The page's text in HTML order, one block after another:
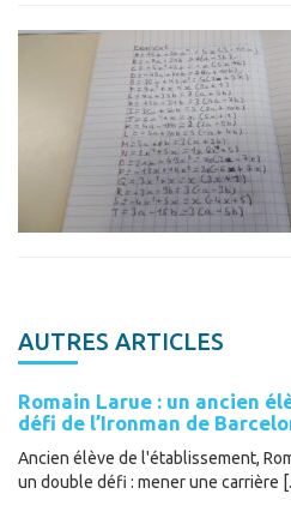
AUTRES ARTICLES
Romain Larue : un ancien
défi de l’Ironman de
Ancien élève de l'établissement,
un double défi : mener une carrière